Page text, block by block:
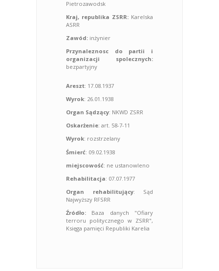
Pietrozawodsk
Kraj, republika ZSRR: Karelska
ASRR
Zawód: inżynier
Przynaleznosc do partii i
organizacji spolecznych:
bezpartyjny
Areszt: 17.08.1937
Wyrok: 26.01.1938
Organ Sądzący: NKWD ZSRR
Oskarżenie: art. 58-7-11
Wyrok: rozstrzelany
Śmierć: 09.02.1938
miejscowość: ne ustanowleno
Rehabilitacja: 07.07.1977
Organ rehabilitujący: Sąd
Najwyższy RFSRR
Źródło: Baza danych "Ofiary
terroru politycznego w ZSRR",
Księga pamięci Republiki Karelia